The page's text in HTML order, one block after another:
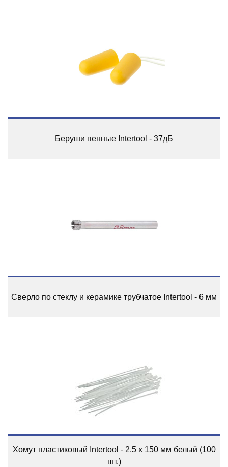
Беруши пенные Intertool - 37дБ
Сверло по стеклу и керамике трубчатое Intertool - 6 мм
Хомут пластиковый Intertool - 2,5 х 150 мм белый (100
шт.)